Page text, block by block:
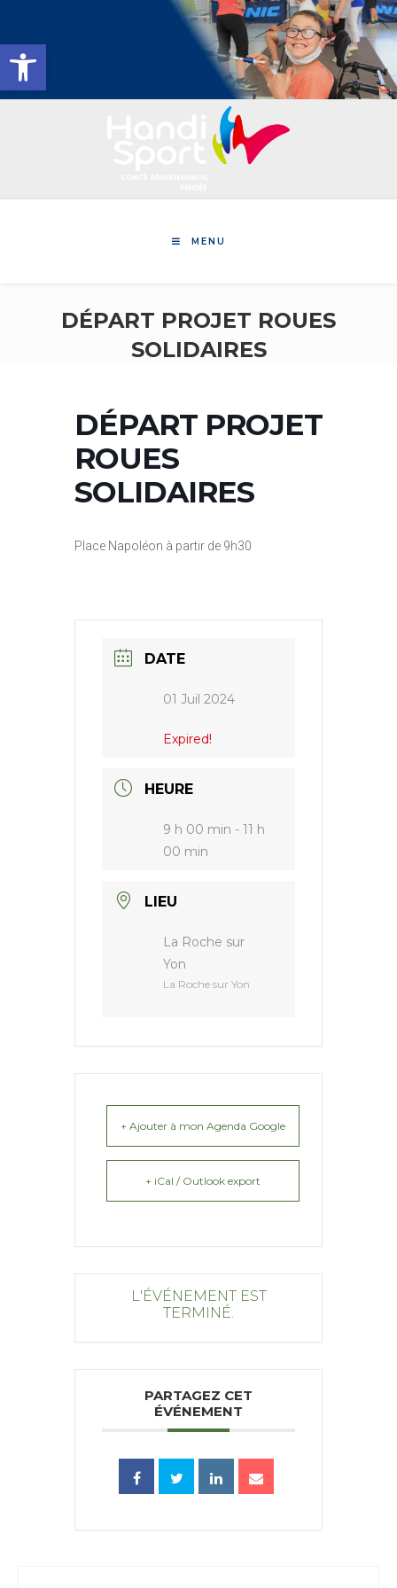
Ouvrir la barre d’outils
content
MENU
DÉPART PROJET ROUES
SOLIDAIRES
DÉPART PROJET
ROUES
SOLIDAIRES
Place Napoléon à partir de 9h30
DATE
01 Juil 2024
Expired!
HEURE
9 h 00 min - 11 h
00 min
LIEU
La Roche sur
Yon
La Roche sur Yon
+ Ajouter à mon Agenda Google
+ iCal / Outlook export
L'ÉVÉNEMENT EST
TERMINÉ.
PARTAGEZ CET
ÉVÉNEMENT